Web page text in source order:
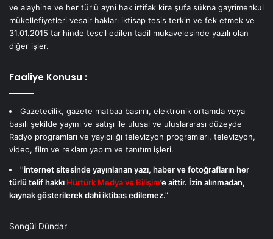
ve alayhine ve her türlü ayni hak irtifak kira şufa sükna gayrimenkul
mükellefiyetleri vesair hakları iktisap tesis terkin ve fek etmek ve
31.01.2015 tarihinde tescil edilen tadil mukavelesinde yazılı olan
diğer işler.
Faaliye Konusu :
Gazetecilik, gazete matbaa basımı, elektronik ortamda veya
basılı şekilde yayını ve satışı ile ulusal ve uluslararası düzeyde
Radyo programları ve yayıcılığı televizyon programları, televizyon,
video, film ve reklam yapım ve tanıtım işleri.
''internet sitesinde yayınlanan yazı, haber ve fotoğrafların her
türlü telif hakkı Hürtürk Medya ve Bilişim’e aittir. İzin alınmadan,
kaynak gösterilerek dahi iktibas edilemez."
Songül Dündar